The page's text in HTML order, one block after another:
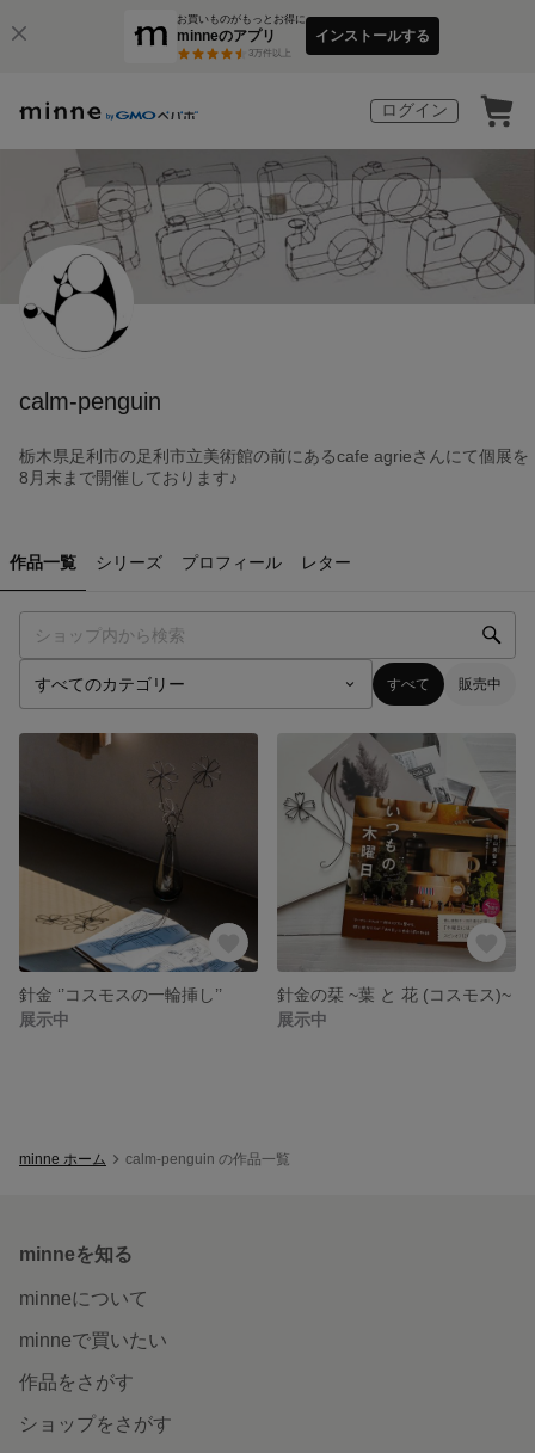
お買いものがもっとお得に
minneのアプリ
3万件以上
インストールする
ログイン
calm-penguin
栃木県足利市の足利市立美術館の前にあるcafe agrieさんにて個展を
8月末まで開催しております♪
作品一覧 シリーズ プロフィール レター
すべて 販売中
針金 ‘’コスモスの一輪挿し’’
展示中
針金の栞 ~葉 と 花 (コスモス)~
展示中
minne ホーム calm-penguin の作品一覧
minneを知る
minneについて
minneで買いたい
作品をさがす
ショップをさがす